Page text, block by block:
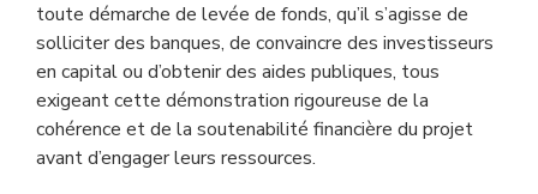
toute démarche de levée de fonds, qu’il s’agisse de
solliciter des banques, de convaincre des investisseurs
en capital ou d’obtenir des aides publiques, tous
exigeant cette démonstration rigoureuse de la
cohérence et de la soutenabilité financière du projet
avant d’engager leurs ressources.